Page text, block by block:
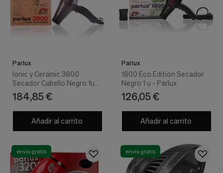
Parlux
Ionic y Ceramic 3800
Secador Cabello Negro 1ud
- Parlux
184,85 €
Añadir al carrito
Parlux
1800 Eco Edition Secador
Negro 1 u - Parlux
126,05 €
Añadir al carrito
envío gratis envío gratis